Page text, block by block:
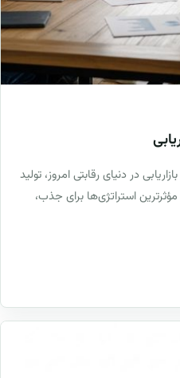
در دنیای رقابتی امروز، تولید
استراتژی‌ها برای جذب،